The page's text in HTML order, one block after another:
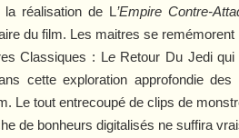
la réalisation de L’Empire Contre-
du film. Les maitres se
Classiques : Le Retour Du Jedi qui
cette exploration approfondie
Le tout entrecoupé de clips de
de bonheurs digitalisés ne suffira